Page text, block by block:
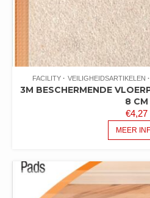
FACILITY VEILIGHEIDSARTIKELEN
3M BESCHERMENDE
8 CM
€4,27
MEER